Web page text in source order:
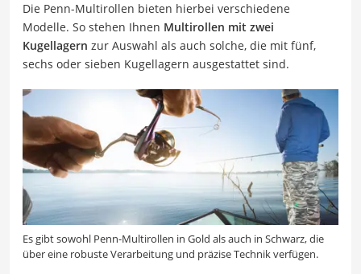
Die Penn-Multirollen bieten hierbei verschiedene
Modelle. So stehen Ihnen Multirollen mit zwei
Kugellagern zur Auswahl als auch solche, die mit fünf,
sechs oder sieben Kugellagern ausgestattet sind.
Es gibt sowohl Penn-Multirollen in Gold als auch in Schwarz, die
über eine robuste Verarbeitung und präzise Technik verfügen.